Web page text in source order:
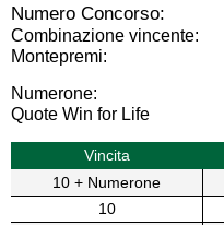
Numero Concorso:
Combinazione vincente:
Montepremi:
Numerone:
Quote Win for Life
Vincita
10 + Numerone
10